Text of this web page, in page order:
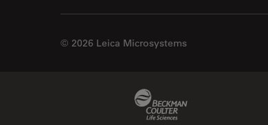
© 2026 Leica Microsystems